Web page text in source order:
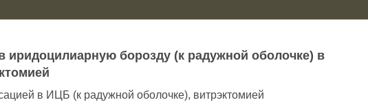
борозду (к радужной оболочке) в
в ИЦБ (к радужной оболочке), витрэктомией